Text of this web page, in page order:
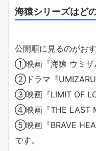
海猿シリーズはど
公開順に見るのがおす
①映画『海猿 ウミザ
②ドラマ『UMIZARU
③映画『LIMIT OF
④映画『THE LAST
⑤映画『BRAVE
です。